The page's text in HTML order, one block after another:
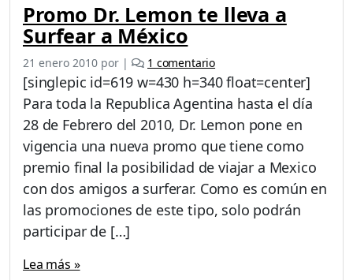
Promo Dr. Lemon te lleva a
Surfear a México
21 enero 2010 por | 1 comentarioe
n
r
o
m
D
r
[singlepic id=619 w=430 h=340 float=center]
Para toda la Republica Agentina hasta el día
28 de Febrero del 2010, Dr. Lemon pone en
vigencia una nueva promo que tiene como
premio final la posibilidad de viajar a Mexico
con dos amigos a surferar. Como es común en
las promociones de este tipo, solo podrán
participar de […]
Lea más »